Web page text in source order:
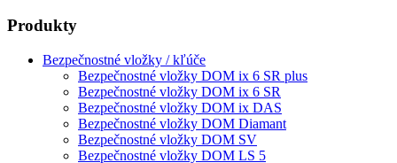
Produkty
Bezpečnostné vložky / kľúče
Bezpečnostné vložky DOM ix 6 SR plus
Bezpečnostné vložky DOM ix 6 SR
Bezpečnostné vložky DOM ix DAS
Bezpečnostné vložky DOM Diamant
Bezpečnostné vložky DOM SV
Bezpečnostné vložky DOM LS 5